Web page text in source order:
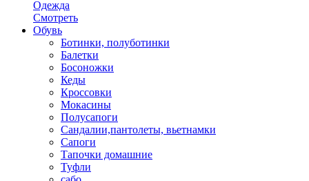
Одежда
Смотреть
Обувь
Ботинки, полуботинки
Балетки
Босоножки
Кеды
Кроссовки
Мокасины
Полусапоги
Сандалии,пантолеты, вьетнамки
Сапоги
Тапочки домашние
Туфли